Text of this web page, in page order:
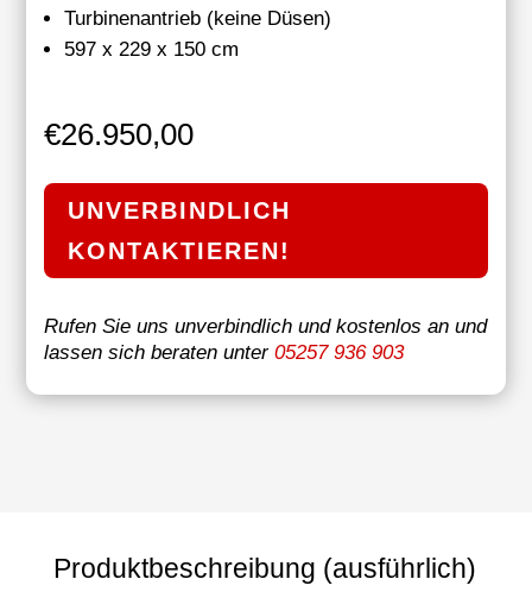
Turbinenantrieb (keine Düsen)
597 x 229 x 150 cm
€26.950,00
UNVERBINDLICH
KONTAKTIEREN!
Rufen Sie uns unverbindlich und kostenlos an und
lassen sich beraten unter05257 936 903
Produktbeschreibung (ausführlich)